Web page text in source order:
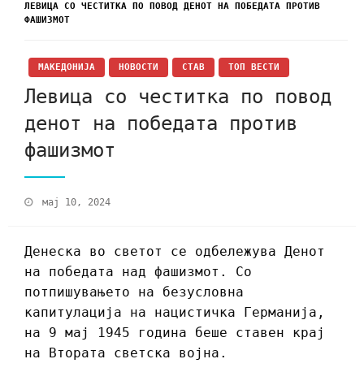
ЛЕВИЦА СО ЧЕСТИТКА ПО ПОВОД ДЕНОТ НА ПОБЕДАТА ПРОТИВ
ФАШИЗМОТ
МАКЕДОНИЈА НОВОСТИ СТАВ ТОП ВЕСТИ
Левица со честитка по повод
денот на победата против
фашизмот
мај 10, 2024
Денеска во светот се одбележува Денот
на победата над фашизмот. Со
потпишувањето на безусловна
капитулација на нацистичка Германија,
на 9 мај 1945 година беше ставен крај
на Втората светска војна.